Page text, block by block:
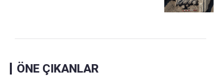
ÖNE ÇIKANLAR